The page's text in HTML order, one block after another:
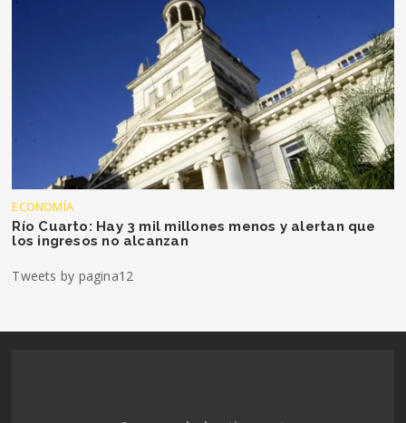
ECONOMÍA
Río Cuarto: Hay 3 mil millones menos y alertan que
los ingresos no alcanzan
Tweets by pagina12